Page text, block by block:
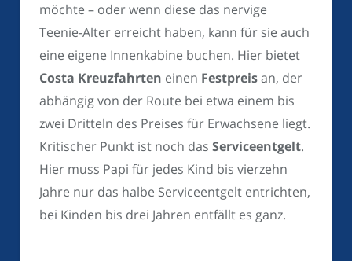
möchte – oder wenn diese das nervige
Teenie-Alter erreicht haben, kann für sie auch
eine eigene Innenkabine buchen. Hier bietet
Costa Kreuzfahrten einen Festpreisan, der
abhängig von der Route bei etwa einem bis
zwei Dritteln des Preises für Erwachsene liegt.
Kritischer Punkt ist noch das Serviceentgelt.
Hier muss Papi für jedes Kind bis vierzehn
Jahre nur das halbe Serviceentgelt entrichten,
bei Kinden bis drei Jahren entfällt es ganz.